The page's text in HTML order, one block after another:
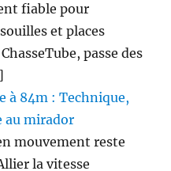
fiable pour
et places
passe des
à 84m : Technique,
au mirador
mouvement reste
la vitesse